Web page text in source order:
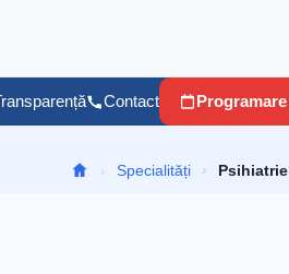
Contact Programare
Specialități Psihiatrie